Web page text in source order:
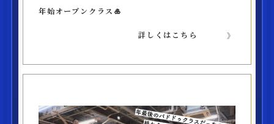
年始オープンクラス🎍
詳しくはこちら